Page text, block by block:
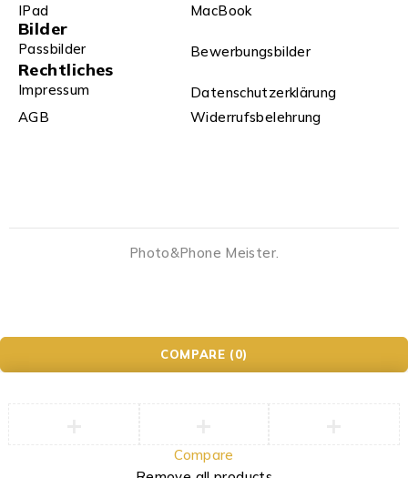
IPad
MacBook
Bilder
Passbilder Bewerbungsbilder
Rechtliches
Impressum
Datenschutzerklärung
AGB
Widerrufsbelehrung
Photo&Phone Meister.
COMPARE (0)
Compare